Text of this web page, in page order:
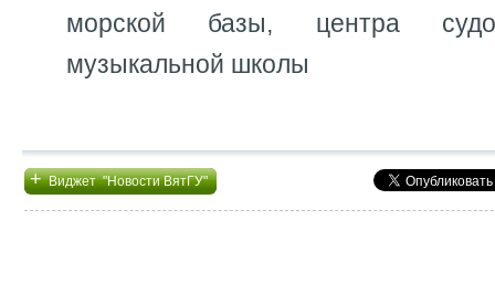
морской базы, центра
музыкальной школы
+Виджет "Новости ВятГУ"